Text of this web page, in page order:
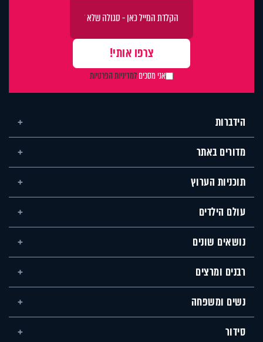
אני מסכיםלמדיניות הפרטיות
הידברות
מדורים באתר
תוכניות הערוץ
עולם הילדים
נושאים שונים
רבנים ומרצים
נשים ומשפחה
סידור